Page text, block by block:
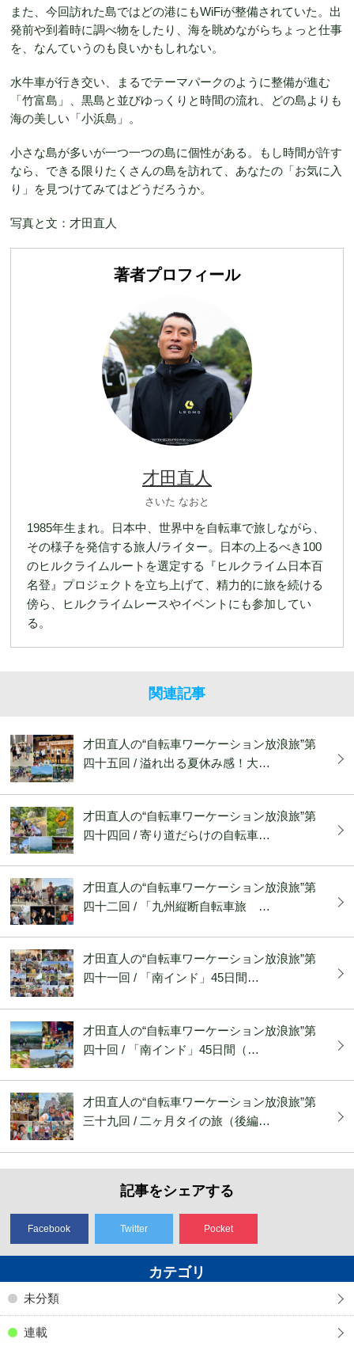
また、今回訪れた島ではどの港にもWiFiが整備されていた。出
発前や到着時に調べ物をしたり、海を眺めながらちょっと仕事
を、なんていうのも良いかもしれない。
水牛車が行き交い、まるでテーマパークのように整備が進む
「竹富島」、黒島と並びゆっくりと時間の流れ、どの島よりも
海の美しい「小浜島」。
小さな島が多いが一つ一つの島に個性がある。もし時間が許す
なら、できる限りたくさんの島を訪れて、あなたの「お気に入
り」を見つけてみてはどうだろうか。
写真と文：才田直人
著者プロフィール
才田直人
さいた なおと
1985年生まれ。日本中、世界中を自転車で旅しながら、
その様子を発信する旅人/ライター。日本の上るべき100
のヒルクライムルートを選定する『ヒルクライム日本百
名登』プロジェクトを立ち上げて、精力的に旅を続ける
傍ら、ヒルクライムレースやイベントにも参加してい
る。
関連記事
才田直人の“自転車ワーケーション放浪旅”第
四十五回 / 溢れ出る夏休み感！大…
才田直人の“自転車ワーケーション放浪旅”第
四十四回 / 寄り道だらけの自転車…
才田直人の“自転車ワーケーション放浪旅”第
四十二回 / 「九州縦断自転車旅 …
才田直人の“自転車ワーケーション放浪旅”第
四十一回 / 「南インド」45日間…
才田直人の“自転車ワーケーション放浪旅”第
四十回 / 「南インド」45日間（…
才田直人の“自転車ワーケーション放浪旅”第
三十九回 / 二ヶ月タイの旅（後編…
記事をシェアする
Facebook Twitter Pocket
カテゴリ
未分類
連載